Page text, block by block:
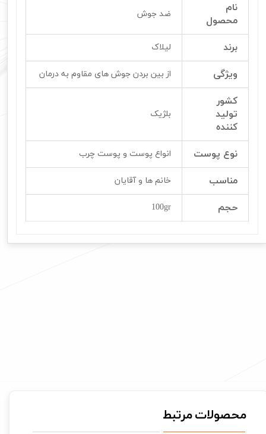
نام
محصول
ضد جوش
برند لیلاک
ویژگی از بین بردن جوش های مقاوم به درمان
کشور
تولید
کننده
بلژیک
نوع پوست انواع پوست و پوست چرب
مناسب خانم ها و آقایان
حجم 100gr
محصولات مرتبط